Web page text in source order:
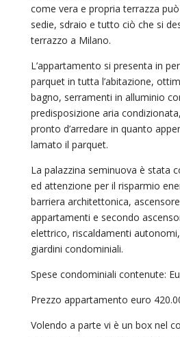
come vera e propria terrazza
sedie, sdraio e tutto ciò che si
terrazzo a Milano.
L’appartamento si presenta in
parquet in tutta l’abitazione,
bagno, serramenti in alluminio
predisposizione aria
pronto d’arredare in quanto
lamato il parquet.
La palazzina seminuova è stata
ed attenzione per il risparmio
barriera architettonica,
appartamenti e secondo
elettrico, riscaldamenti
giardini condominiali.
Spese condominiali contenute:
Prezzo appartamento euro
Volendo a parte vi è un box nel